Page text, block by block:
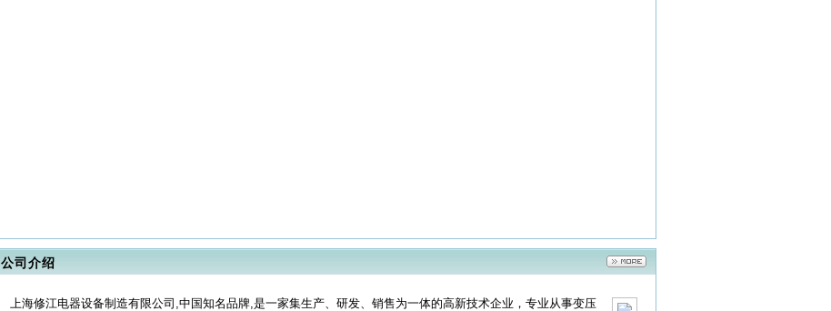
公司介绍
上海修江电器设备制造有限公司,中国知名品牌,是一家集生产、研发、销售为一体的高新技术企业，专业从事变压